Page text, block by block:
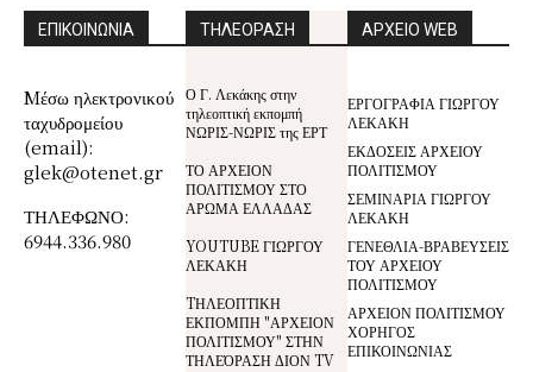
ΕΠΙΚΟΙΝΩΝΙΑ
Mέσω ηλεκτρονικού
ταχυδρομείου
(email):
glek@otenet.gr
ΤΗΛΕΦΩΝΟ:
6944.336.980
ΤΗΛΕΟΡΑΣΗ
Ο Γ. Λεκάκης στην
τηλεοπτική εκπομπή
ΝΩΡΙΣ-ΝΩΡΙΣ της ΕΡΤ
ΤΟ ΑΡΧΕΙΟΝ
ΠΟΛΙΤΙΣΜΟΥ ΣΤΟ
ΑΡΩΜΑ ΕΛΛΑΔΑΣ
YOUTUBE ΓΙΩΡΓΟΥ
ΛΕΚΑΚΗ
TΗΛΕΟΠΤΙΚΗ
ΕΚΠΟΜΠΗ "ΑΡΧΕΙΟΝ
ΠΟΛΙΤΙΣΜΟΥ" ΣΤΗΝ
ΤΗΛΕΌΡΑΣΗ ΔΙΟΝ TV
ΑΡΧΕΙΟ WEB
ΕΡΓΟΓΡΑΦΙΑ ΓΙΩΡΓΟΥ
ΛΕΚΑΚΗ
ΕΚΔΟΣΕΙΣ ΑΡΧΕΙΟΥ
ΠΟΛΙΤΙΣΜΟΥ
ΣΕΜΙΝΑΡΙΑ ΓΙΩΡΓΟΥ
ΛΕΚΑΚΗ
ΓΕΝΕΘΛΙΑ-ΒΡΑΒΕΥΣΕΙΣ
ΤΟΥ ΑΡΧΕΙΟΥ
ΠΟΛΙΤΙΣΜΟΥ
ΑΡΧΕΙΟΝ ΠΟΛΙΤΙΣΜΟΥ
ΧΟΡΗΓΟΣ
ΕΠΙΚΟΙΝΩΝΙΑΣ